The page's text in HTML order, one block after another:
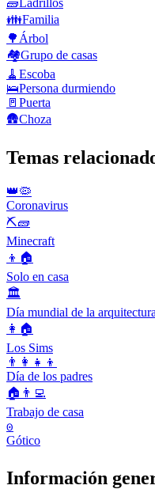
🧱Ladrillos
👪Familia
🌳 Árbol
🏘️Grupo de casas
🧹 Escoba
🛌Persona durmiendo
🚪 Puerta
🛖Choza
Temas
👑🦠
Coronavirus
⛏🧱
Minecraft
👦🏠
Solo en casa
🏛
Día mundial de la arquitectura
👩🏠
Los Sims
👨‍👩‍👧‍👦
Día de los padres
🏠👨‍💻
Trabajo de casa
𐍈
Gótico
Información